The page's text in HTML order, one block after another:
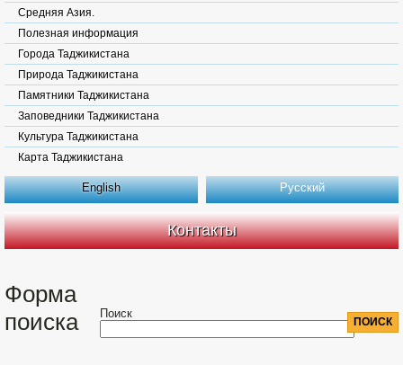
Средняя Азия.
Полезная информация
Города Таджикистана
Природа Таджикистана
Памятники Таджикистана
Заповедники Таджикистана
Культура Таджикистана
Карта Таджикистана
English Русский
Контакты
Форма
поиска
Поиск